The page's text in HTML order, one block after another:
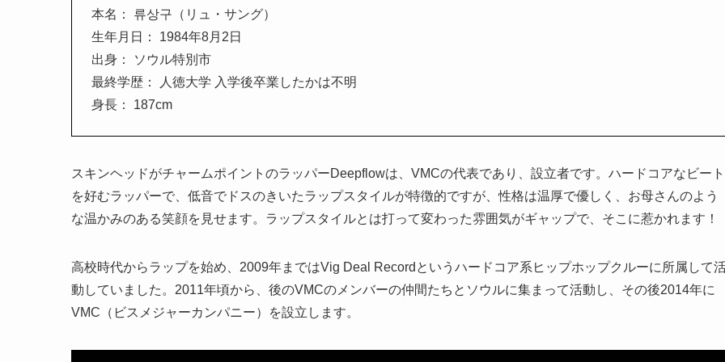
本名： 류상구（リュ・サング）
生年月日： 1984年8月2日
出身： ソウル特別市
最終学歴： 人徳大学 入学後卒業したかは不明
身長： 187cm
スキンヘッドがチャームポイントのラッパーDeepflowは、VMCの代表であり、設立者です。ハードコアなビート
を好むラッパーで、低音でドスのきいたラップスタイルが特徴的ですが、性格は温厚で優しく、お母さんのよう
な温かみのある笑顔を見せます。ラップスタイルとは打って変わった雰囲気がギャップで、そこに惹かれます！
高校時代からラップを始め、2009年まではVig Deal Recordというハードコア系ヒップホップクルーに所属して
動していました。2011年頃から、後のVMCのメンバーの仲間たちとソウルに集まって活動し、その後2014年に
VMC（ビスメジャーカンパニー）を設立します。